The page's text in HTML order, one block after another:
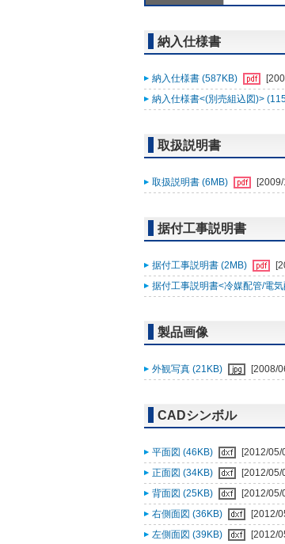
納入仕様書
納入仕様書 (587KB)
納入仕様書<(別売組込図)>
取扱説明書
取扱説明書 (6MB)
据付工事説明書
据付工事説明書 (2MB)
据付工事説明書<冷媒配管/電
製品画像
外観写真 (21KB) [2008/
CADシンボル
平面図 (46KB)
[2012/05/
正面図 (34KB)
[2012/05/
背面図 (25KB)
[2012/05/
右側面図 (36KB)
[2012/
左側面図 (39KB)
[2012/